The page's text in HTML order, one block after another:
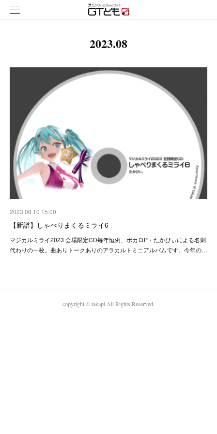
2023.08
2023.08.10 15:00
【新譜】しゃべりまくるミライ6
マジカルミライ2023 会場限定CD毎年恒例、ボカロP・たかぴぃによる名刺
代わりの一枚。曲ありトークありのアラカルトミニアルバムです。今年の…
copyright © takapi All Rights Reserved.